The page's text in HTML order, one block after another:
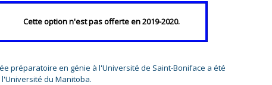
Cette option n'est pas offerte en 2019-2020.
préparatoire en génie à l'Université de Saint-Boniface a été
du Manitoba.